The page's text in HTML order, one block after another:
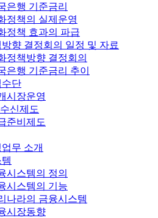
은행 기준금리
정책의 실제운영
정책 효과의 파급
향 결정회의 일정 및 자료
정책방향 결정회의
은행 기준금리 추이
수단
시장운영
신제도
준비제도
무 소개
시스템의 정의
시스템의 기능
나라의 금융시스템
시장동향